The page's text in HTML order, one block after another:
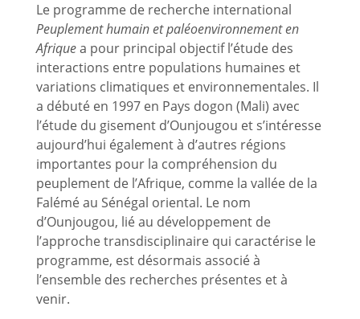
Le programme de recherche international
Peuplement humain et paléoenvironnement en
Afriquea pour principal objectif l’étude des
interactions entre populations humaines et
variations climatiques et environnementales. Il
a débuté en 1997 en Pays dogon (Mali) avec
l’étude du gisement d’Ounjougou et s’intéresse
aujourd’hui également à d’autres régions
importantes pour la compréhension du
peuplement de l’Afrique, comme la vallée de la
Falémé au Sénégal oriental. Le nom
d’Ounjougou, lié au développement de
l’approche transdisciplinaire qui caractérise le
programme, est désormais associé à
l’ensemble des recherches présentes et à
venir.